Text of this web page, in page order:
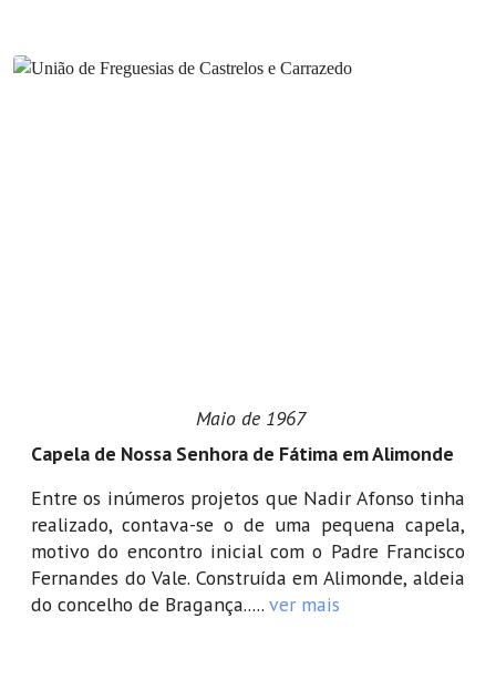
Maio de 1967
Capela de Nossa Senhora de Fátima em Alimonde
Entre os inúmeros projetos que Nadir Afonso tinha
realizado, contava-se o de uma pequena capela,
motivo do encontro inicial com o Padre Francisco
Fernandes do Vale. Construída em Alimonde, aldeia
do concelho de Bragança..... ver mais